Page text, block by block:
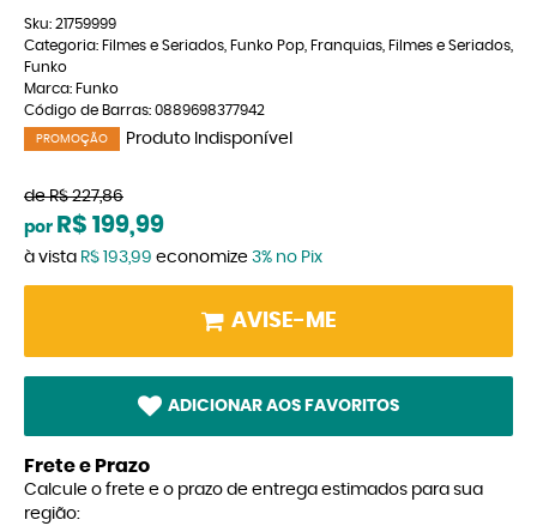
Sku: 21759999
Categoria: Filmes e Seriados Funko Pop Franquias Filmes e Seriados
Funko
Marca: Funko
Código de Barras: 0889698377942
PROMOÇÃO Produto Indisponível
de R$ 227,86
por R$ 199,99
à vista R$ 193,99 economize 3% no Pix
AVISE-ME
ADICIONAR AOS FAVORITOS
Frete e Prazo
Calcule o frete e o prazo de entrega estimados para sua
região: